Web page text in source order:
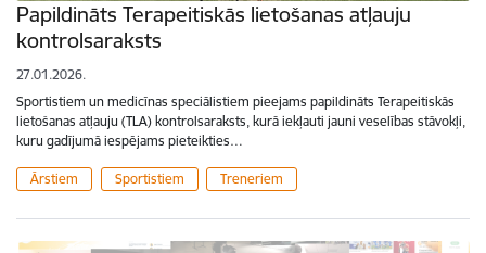
Papildināts Terapeitiskās lietošanas atļauju
kontrolsaraksts
27.01.2026.
Sportistiem un medicīnas speciālistiem pieejams papildināts Terapeitiskās
lietošanas atļauju (TLA) kontrolsaraksts, kurā iekļauti jauni veselības stāvokļi,
kuru gadījumā iespējams pieteikties…
Ārstiem Sportistiem Treneriem